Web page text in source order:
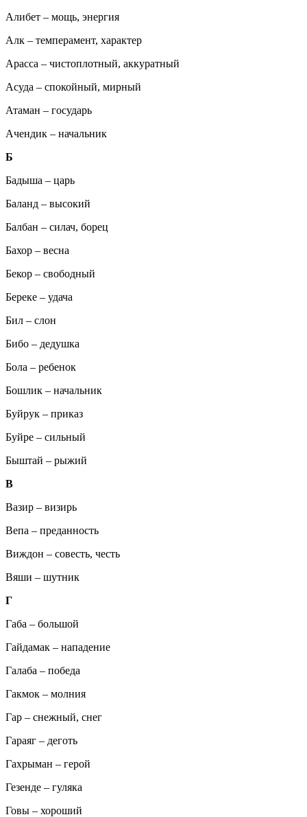
Алибет – мощь, энергия
Алк – темперамент, характер
Арасса – чистоплотный, аккуратный
Асуда – спокойный, мирный
Атаман – государь
Ачендик – начальник
Б
Бадыша – царь
Баланд – высокий
Балбан – силач, борец
Бахор – весна
Бекор – свободный
Береке – удача
Бил – слон
Бибо – дедушка
Бола – ребенок
Бошлик – начальник
Буйрук – приказ
Буйре – сильный
Быштай – рыжий
В
Вазир – визирь
Вепа – преданность
Виждон – совесть, честь
Вяши – шутник
Г
Габа – большой
Гайдамак – нападение
Галаба – победа
Гакмок – молния
Гар – снежный, снег
Гараяг – деготь
Гахрыман – герой
Гезенде – гуляка
Говы – хороший